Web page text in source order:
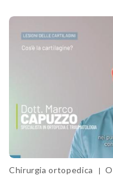
Chirurgia ortopedica |